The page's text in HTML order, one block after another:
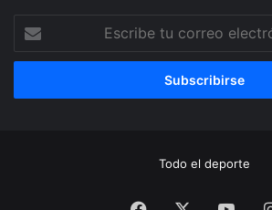
tu
correo
Todo el deporte